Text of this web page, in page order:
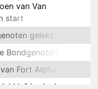
van Van
start
gelekt
Bondgenoten
Fort Alpha
Liefde-deelnemer